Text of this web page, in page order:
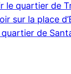
le quartier de
sur la place
de